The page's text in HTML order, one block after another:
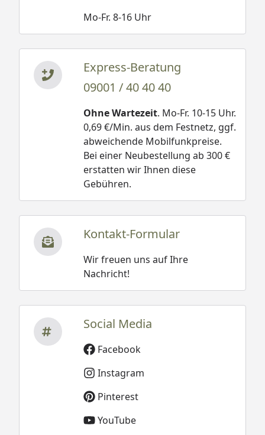
Mo-Fr. 8-16 Uhr
Express-Beratung
09001 / 40 40 40
Ohne Wartezeit. Mo-Fr. 10-15 Uhr.
0,69 €/Min. aus dem Festnetz, ggf.
abweichende Mobilfunkpreise.
Bei einer Neubestellung ab 300 €
erstatten wir Ihnen diese
Gebühren.
Kontakt-Formular
Wir freuen uns auf Ihre
Nachricht!
Social Media
Facebook
Instagram
Pinterest
YouTube